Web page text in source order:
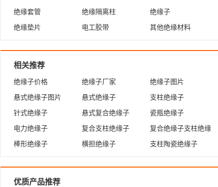
绝缘套管 绝缘隔离柱 绝缘子
绝缘垫片 电工胶带 其他绝缘材料
相关推荐
绝缘子价格 绝缘子厂家 绝缘子图片
悬式绝缘子图片 悬式绝缘子 支柱绝缘子
针式绝缘子 悬式复合绝缘子 瓷瓶绝缘子
电力绝缘子 复合支柱绝缘子
复合绝缘子支柱绝缘
子
棒形绝缘子 横担绝缘子 支柱陶瓷绝缘子
优质产品推荐